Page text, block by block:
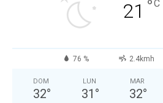
21 °C
76 % 2.4kmh
DOM
32°
LUN
31 °
MAR
32°